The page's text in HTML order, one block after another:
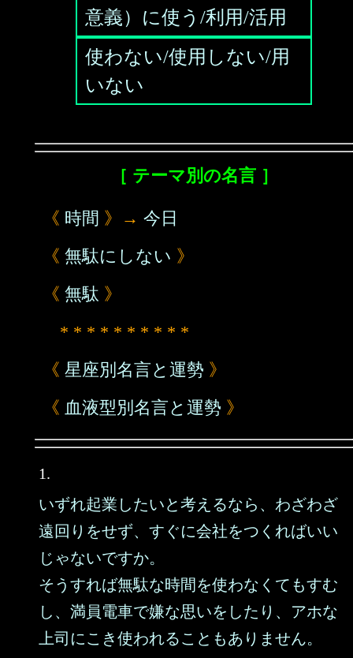
意義）に使う/利用/活用
使わない/使用しない/用
いない
［ テーマ別の名言 ］
《 時間 》→ 今日
《 無駄にしない 》
《 無駄 》
* * * * * * * * * *
《 星座別名言と運勢 》
《 血液型別名言と運勢 》
1.
いずれ起業したいと考えるなら、わざわざ
遠回りをせず、すぐに会社をつくればいい
じゃないですか。
そうすれば無駄な時間を使わなくてもすむ
し、満員電車で嫌な思いをしたり、アホな
上司にこき使われることもありません。